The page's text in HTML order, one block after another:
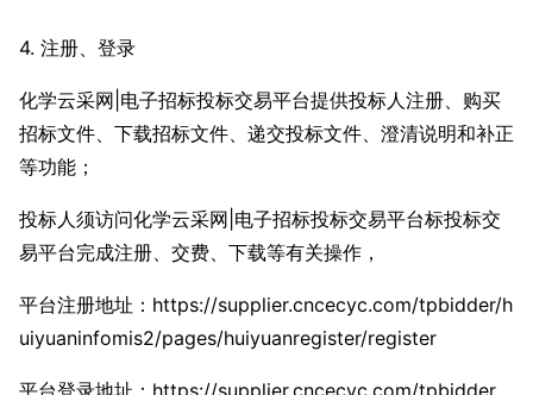
4. 注册、登录
化学云采网|电子招标投标交易平台提供投标人注册、购买
招标文件、下载招标文件、递交投标文件、澄清说明和补正
等功能；
投标人须访问化学云采网|电子招标投标交易平台标投标交
易平台完成注册、交费、下载等有关操作，
平台注册地址：https://supplier.cncecyc.com/tpbidder/h
uiyuaninfomis2/pages/huiyuanregister/register
平台登录地址：https://supplier.cncecyc.com/tpbidder